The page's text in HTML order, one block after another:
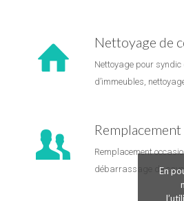
Nettoyage de
Nettoyage pour syndic
d’immeubles,
Remplacement
débarrassage deEn